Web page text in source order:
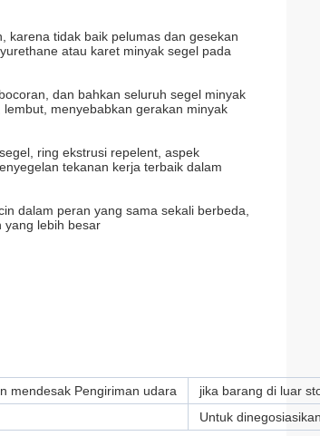
karena tidak baik pelumas dan gesekan
atau karet minyak segel pada
dan bahkan seluruh segel minyak
menyebabkan gerakan minyak
ring ekstrusi repelent, aspek
tekanan kerja terbaik dalam
dalam peran yang sama sekali berbeda,
yang lebih besar
mendesak Pengiriman udara
jika barang di luar
Untuk